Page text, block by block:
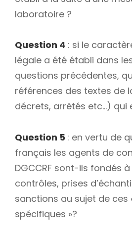
laboratoire ?
Question 4 : si le
légale a été établi dans
questions précédentes,
références des textes de
décrets, arrêtés etc…) qui
Question 5 : en vertu de
français les agents de
DGCCRF sont-ils fondés
contrôles, prises
sanctions au sujet de ces
spécifiques »?